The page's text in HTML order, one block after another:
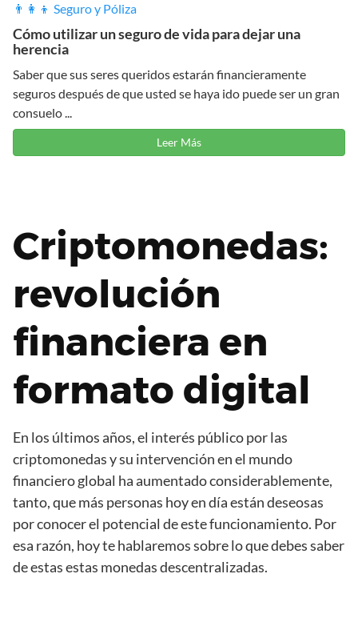
👨‍👩‍👦 Seguro y Póliza
Cómo utilizar un seguro de vida para dejar una
herencia
Saber que sus seres queridos estarán financieramente
seguros después de que usted se haya ido puede ser un gran
consuelo ...
Leer Más
Criptomonedas:
revolución
financiera en
formato digital
En los últimos años, el interés público por las
criptomonedas y su intervención en el mundo
financiero global ha aumentado considerablemente,
tanto, que más personas hoy en día están deseosas
por conocer el potencial de este funcionamiento. Por
esa razón, hoy te hablaremos sobre lo que debes saber
de estas estas monedas descentralizadas.